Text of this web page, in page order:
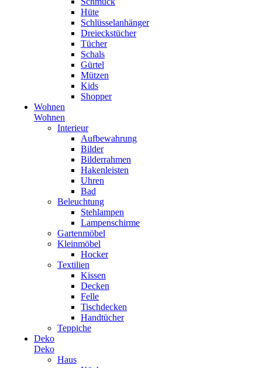
Hüte
Schlüsselanhänger
Dreieckstücher
Tücher
Schals
Gürtel
Mützen
Kids
Shopper
Wohnen
Wohnen
Interieur
Aufbewahrung
Bilder
Bilderrahmen
Hakenleisten
Uhren
Bad
Beleuchtung
Stehlampen
Lampenschirme
Gartenmöbel
Kleinmöbel
Hocker
Textilien
Kissen
Decken
Felle
Tischdecken
Handtücher
Teppiche
Deko
Deko
Haus